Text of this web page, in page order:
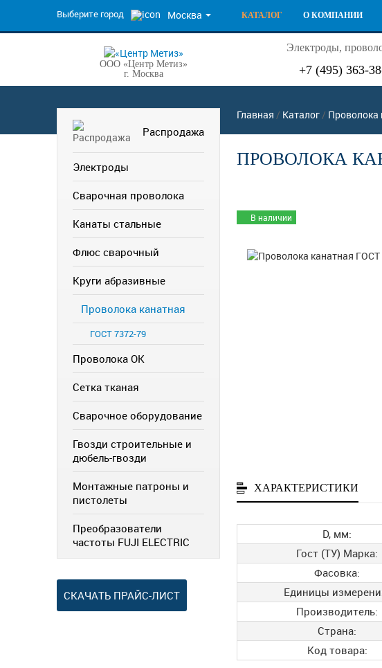
Выберите город Москва КАТАЛОГ О КОМПАНИИ
ООО «Центр Метиз»
г. Москва
Электроды,
+7 (495) 363-
Распродажа
Электроды
Сварочная проволока
Канаты стальные
Флюс сварочный
Круги абразивные
Проволока канатная
ГОСТ 7372-79
Проволока ОК
Сетка тканая
Сварочное оборудование
Гвозди строительные и
дюбель-гвозди
Монтажные патроны и
пистолеты
Преобразователи
частоты FUJI ELECTRIC
СКАЧАТЬ ПРАЙС-ЛИСТ
Главная / Каталог/ Проволока
ПРОВОЛОКА
В наличии
ХАРАКТЕРИСТИКИ
D, мм:
Гост (ТУ) Марка:
Фасовка:
Единицы
Производитель:
Страна:
Код товара: